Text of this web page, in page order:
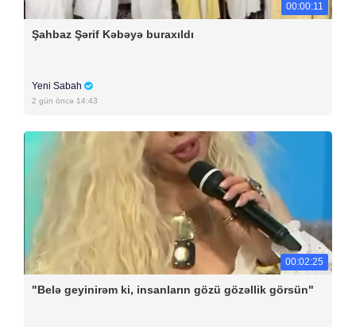
00:00:11
Şahbaz Şərif Kəbəyə buraxıldı
Yeni Sabah
2 gün öncə 14:43
00:02:25
"Belə geyinirəm ki, insanların gözü gözəllik görsün"